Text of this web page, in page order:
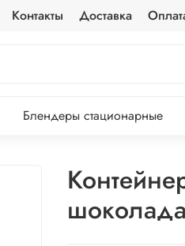
Контакты Доставка
Блендеры стационарные